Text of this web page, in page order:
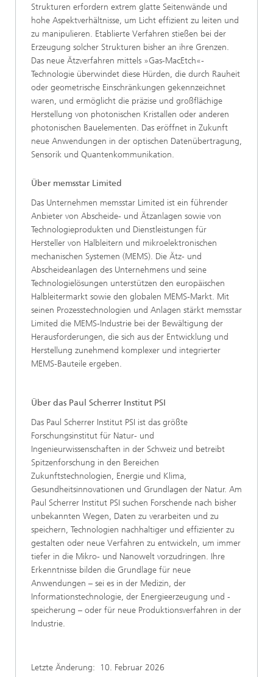
Strukturen erfordern extrem glatte Seitenwände und
hohe Aspektverhältnisse, um Licht effizient zu leiten und
zu manipulieren. Etablierte Verfahren stießen bei der
Erzeugung solcher Strukturen bisher an ihre Grenzen.
Das neue Ätzverfahren mittels »Gas-MacEtch«-
Technologie überwindet diese Hürden, die durch Rauheit
oder geometrische Einschränkungen gekennzeichnet
waren, und ermöglicht die präzise und großflächige
Herstellung von photonischen Kristallen oder anderen
photonischen Bauelementen. Das eröffnet in Zukunft
neue Anwendungen in der optischen Datenübertragung,
Sensorik und Quantenkommunikation.
Über memsstar Limited
Das Unternehmen memsstar Limited ist ein führender
Anbieter von Abscheide- und Ätzanlagen sowie von
Technologieprodukten und Dienstleistungen für
Hersteller von Halbleitern und mikroelektronischen
mechanischen Systemen (MEMS). Die Ätz- und
Abscheideanlagen des Unternehmens und seine
Technologielösungen unterstützen den europäischen
Halbleitermarkt sowie den globalen MEMS-Markt. Mit
seinen Prozesstechnologien und Anlagen stärkt memsstar
Limited die MEMS-Industrie bei der Bewältigung der
Herausforderungen, die sich aus der Entwicklung und
Herstellung zunehmend komplexer und integrierter
MEMS-Bauteile ergeben.
Über das Paul Scherrer Institut PSI
Das Paul Scherrer Institut PSI ist das größte
Forschungsinstitut für Natur- und
Ingenieurwissenschaften in der Schweiz und betreibt
Spitzenforschung in den Bereichen
Zukunftstechnologien, Energie und Klima,
Gesundheitsinnovationen und Grundlagen der Natur. Am
Paul Scherrer Institut PSI suchen Forschende nach bisher
unbekannten Wegen, Daten zu verarbeiten und zu
speichern, Technologien nachhaltiger und effizienter zu
gestalten oder neue Verfahren zu entwickeln, um immer
tiefer in die Mikro- und Nanowelt vorzudringen. Ihre
Erkenntnisse bilden die Grundlage für neue
Anwendungen – sei es in der Medizin, der
Informationstechnologie, der Energieerzeugung und -
speicherung – oder für neue Produktionsverfahren in der
Industrie.
Letzte Änderung: 10. Februar 2026